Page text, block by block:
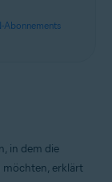
Abonnements
in dem die
möchten, erklärt